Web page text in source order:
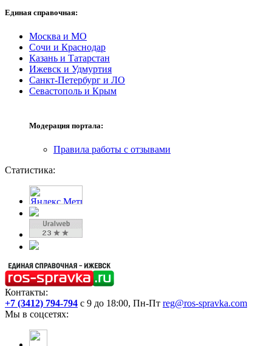
Единая справочная:
Москва и МО
Сочи и Краснодар
Казань и Татарстан
Ижевск и Удмуртия
Санкт-Петербург и ЛО
Севастополь и Крым
Модерация портала:
Правила работы с отзывами
Статистика:
Контакты:
+7 (3412) 794-794 с 9 до 18:00, Пн-Пт reg@ros-spravka.com
Мы в соцсетях: